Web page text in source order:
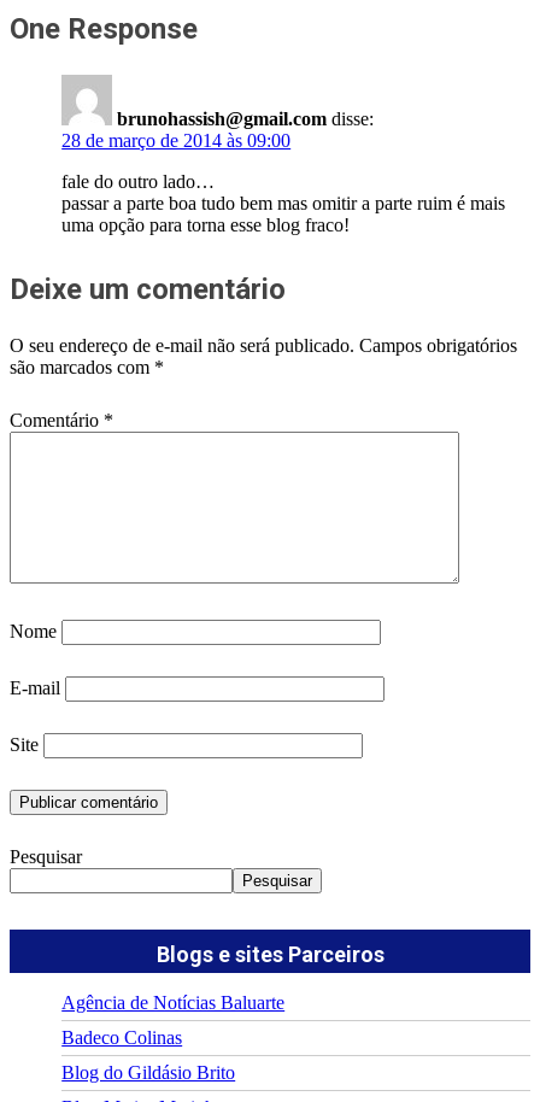
One Response
brunohassish@gmail.com disse:
28 de março de 2014 às 09:00
fale do outro lado…
passar a parte boa tudo bem mas omitir a parte ruim é mais
uma opção para torna esse blog fraco!
Deixe um comentário
O seu endereço de e-mail não será publicado. Campos obrigatórios
são marcados com *
Comentário *
Nome
E-mail
Site
Pesquisar
Pesquisar
Blogs e sites Parceiros
Agência de Notícias Baluarte
Badeco Colinas
Blog do Gildásio Brito